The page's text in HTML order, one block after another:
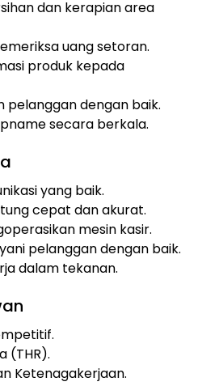
dan kerapian area
uang setoran.
produk kepada
pelanggan dengan baik.
secara berkala.
yang baik.
cepat dan akurat.
mesin kasir.
pelanggan dengan baik.
dalam tekanan.
(THR).
Ketenagakerjaan.